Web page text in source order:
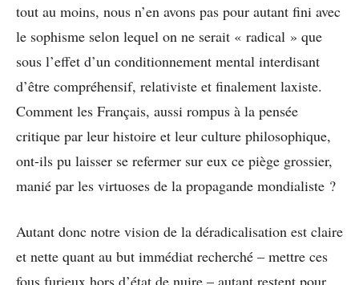
tout au moins, nous n’en avons pas pour autant fini avec
le sophisme selon lequel on ne serait « radical » que
sous l’effet d’un conditionnement mental interdisant
d’être compréhensif, relativiste et finalement laxiste.
Comment les Français, aussi rompus à la pensée
critique par leur histoire et leur culture philosophique,
ont-ils pu laisser se refermer sur eux ce piège grossier,
manié par les virtuoses de la propagande mondialiste ?
Autant donc notre vision de la déradicalisation est claire
et nette quant au but immédiat recherché – mettre ces
fous furieux hors d’état de nuire – autant restent pour